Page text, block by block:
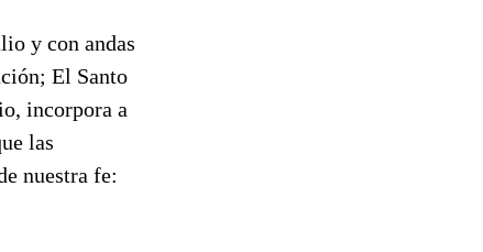
y con andas
El Santo
incorpora a
las
nuestra fe: